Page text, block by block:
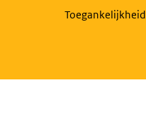
Toegankelijkheid